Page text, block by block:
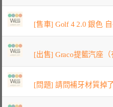
[售車] Golf 4 2.0 銀色
[出售] Graco提籃汽座
[問題] 請問補牙材質掉